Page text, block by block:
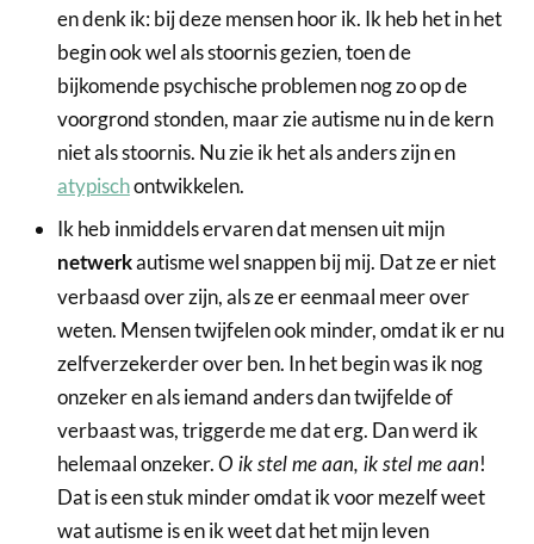
en denk ik: bij deze mensen hoor ik. Ik heb het in het
begin ook wel als stoornis gezien, toen de
bijkomende psychische problemen nog zo op de
voorgrond stonden, maar zie autisme nu in de kern
niet als stoornis. Nu zie ik het als anders zijn en
atypischontwikkelen.
Ik heb inmiddels ervaren dat mensen uit mijn
netwerkautisme wel snappen bij mij. Dat ze er niet
verbaasd over zijn, als ze er eenmaal meer over
weten. Mensen twijfelen ook minder, omdat ik er nu
zelfverzekerder over ben. In het begin was ik nog
onzeker en als iemand anders dan twijfelde of
verbaast was, triggerde me dat erg. Dan werd ik
helemaal onzeker. O ik stel me aan, ik stel me aan!
Dat is een stuk minder omdat ik voor mezelf weet
wat autisme is en ik weet dat het mijn leven